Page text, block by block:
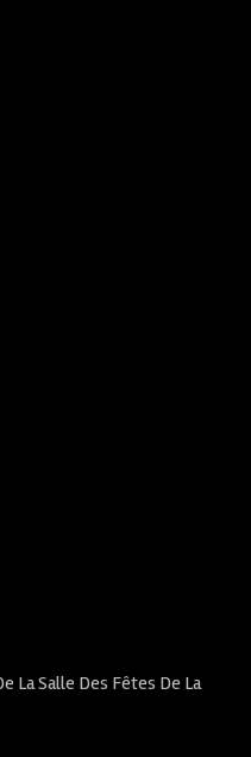
La Salle Des Fêtes De La